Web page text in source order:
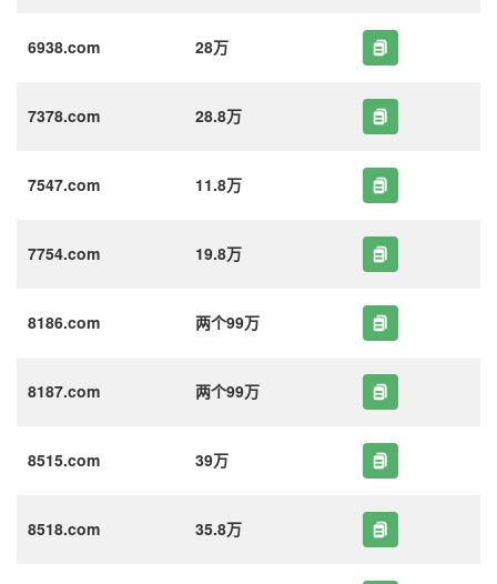
6938.com 28万
7378.com 28.8万
7547.com 11.8万
7754.com 19.8万
8186.com 两个99万
8187.com 两个99万
8515.com 39万
8518.com 35.8万